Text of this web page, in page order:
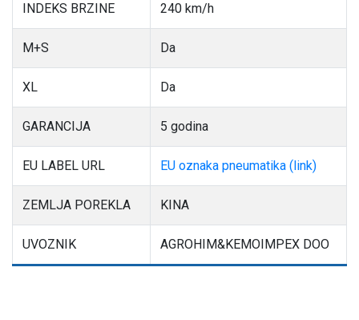
INDEKS BRZINE 240 km/h
M+S Da
XL Da
GARANCIJA 5 godina
EU LABEL URL EU oznaka pneumatika (link)
ZEMLJA POREKLA KINA
UVOZNIK AGROHIM&KEMOIMPEX DOO